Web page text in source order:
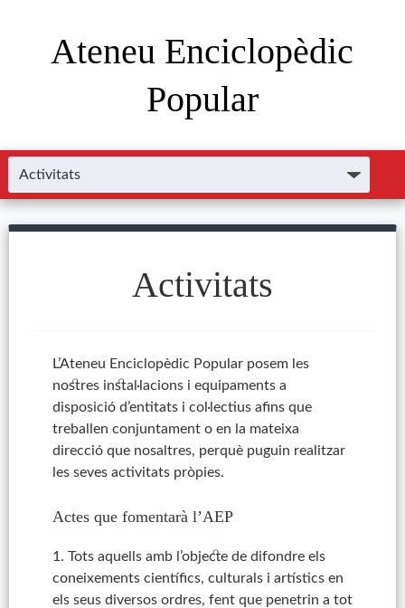
Ateneu Enciclopèdic
Popular
Activitats
L’Ateneu Enciclopèdic Popular posem les
nostres instal·lacions i equipaments a
disposició d’entitats i col·lectius afins que
treballen conjuntament o en la mateixa
direcció que nosaltres, perquè puguin realitzar
les seves activitats pròpies.
Actes que fomentarà l’AEP
1. Tots aquells amb l’objecte de difondre els
coneixements científics, culturals i artístics en
els seus diversos ordres, fent que penetrin a tot